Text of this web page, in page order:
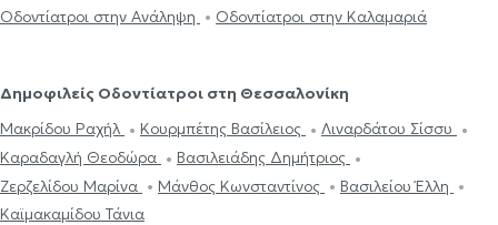
Οδοντίατροι στην Ανάληψη
Οδοντίατροι στην Καλαμαριά
Δημοφιλείς Οδοντίατροι στη Θεσσαλονίκη
Μακρίδου Ραχήλ
Κουρμπέτης Βασίλειος
Λιναρδάτου Σίσσυ
Καραδαγλή Θεοδώρα
Βασιλειάδης Δημήτριος
Ζερζελίδου Μαρίνα
Μάνθος Κωνσταντίνος
Βασιλείου Έλλη
Καϊμακαμίδου Τάνια